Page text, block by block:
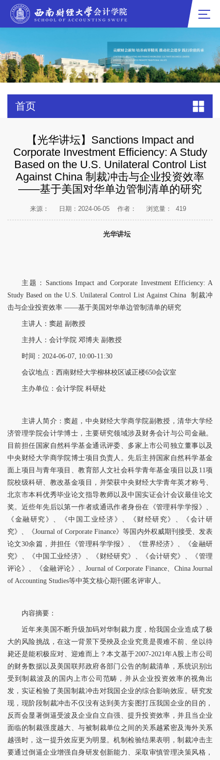
首页
【光华讲坛】Sanctions Impact and
Corporate Investment Efficiency: A Study
Based on the U.S. Unilateral Control List
Against China 制裁冲击与企业投资效率
——基于美国对华单边管制清单的研究
来源： 日期：2024-06-05 作者： 浏览量： 419
光华讲坛
主题： Sanctions Impact and Corporate Investment Efficiency: A
Study Based on the U.S. Unilateral Control List Against China 制裁冲
击与企业投资效率 ——基于美国对华单边管制清单的研究
主讲人：窦超 副教授
主持人：会计学院 邓博夫 副教授
时间：2024-06-07, 10:00-11:30
会议地点：西南财经大学柳林校区诚正楼650会议室
主办单位：会计学院 科研处
主讲人简介：窦超，中央财经大学商学院副教授，清华大学经
济管理学院会计学博士，主要研究领域涉及财务会计与公司金融。
目前担任国家自然科学基金通讯评委、多家上市公司独立董事以及
中央财经大学商学院博士项目负责人。先后主持国家自然科学基金
面上项目与青年项目、教育部人文社会科学青年基金项目以及11项
院校级科研、教改基金项目，并荣获中央财经大学青年英才称号、
北京市本科优秀毕业论文指导教师以及中国实证会计会议最佳论文
奖。近些年先后以第一作者或通讯作者身份在《管理科学学报》、
《金融研究》、《中国工业经济》、《财经研究》、《会计研
究》、《Journal of Corporate Finance》等国内外权威期刊接受、发表
论文30余篇，并担任《管理科学学报》、《世界经济》、《金融研
究》、《中国工业经济》、《财经研究》、《会计研究》、《管理
评论》、《金融评论》、Journal of Corporate Finance、China Journal
of Accounting Studies等中英文核心期刊匿名评审人。
内容摘要：
近年来美国不断升级加码对华制裁力度，给我国企业造成了极
大的风险挑战，在这一背景下受殃及企业究竟是畏难不前、坐以待
毙还是能积极应对、迎难而上？本文基于2007-2021年A股上市公司
的财务数据以及美国联邦政府各部门公告的制裁清单，系统识别出
受到制裁波及的国内上市公司范畴，并从企业投资效率的视角出
发，实证检验了美国制裁冲击对我国企业的综合影响效应。研究发
现，现阶段制裁冲击不仅没有达到美方妄图打压我国企业的目的，
反而会显著倒逼受波及企业自立自强、提升投资效率，并且当企业
面临的制裁强度越大、与被制裁单位之间的关系越紧密及海外关系
越强时，这一提升效应更为明显。机制检验结果表明，制裁冲击主
要通过倒逼企业增强自身研发创新能力、采取审慎管理决策风格，